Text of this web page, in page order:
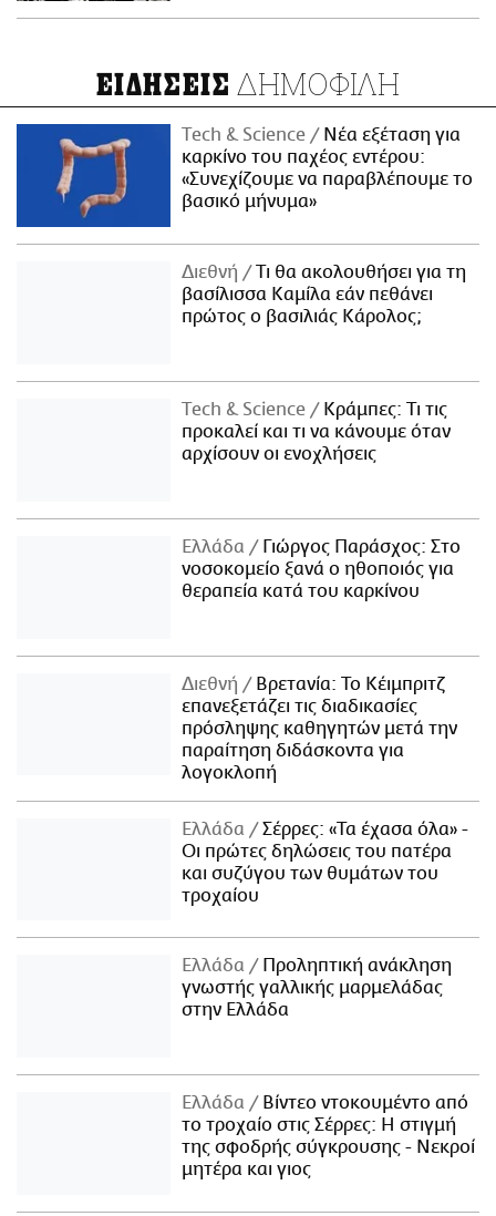
ΕΙΔΗΣΕΙΣ ΔΗΜΟΦΙΛΗ
Τech & Science
Νέα εξέταση για
καρκίνο του παχέος εντέρου:
«Συνεχίζουμε να παραβλέπουμε το
βασικό μήνυμα»
Διεθνή
Τι θα ακολουθήσει για τη
βασίλισσα Καμίλα εάν πεθάνει
πρώτος ο βασιλιάς Κάρολος;
Τech & Science
Κράμπες: Τι τις
προκαλεί και τι να κάνουμε όταν
αρχίσουν οι ενοχλήσεις
Ελλάδα
Γιώργος Παράσχος: Στο
νοσοκομείο ξανά ο ηθοποιός για
θεραπεία κατά του καρκίνου
Διεθνή
Βρετανία: Το Κέιμπριτζ
επανεξετάζει τις διαδικασίες
πρόσληψης καθηγητών μετά την
παραίτηση διδάσκοντα για
λογοκλοπή
Ελλάδα
Σέρρες: «Τα έχασα όλα» -
Οι πρώτες δηλώσεις του πατέρα
και συζύγου των θυμάτων του
τροχαίου
Ελλάδα
Προληπτική ανάκληση
γνωστής γαλλικής μαρμελάδας
στην Ελλάδα
Ελλάδα
Βίντεο ντοκουμέντο από
το τροχαίο στις Σέρρες: Η στιγμή
της σφοδρής σύγκρουσης - Νεκροί
μητέρα και γιος